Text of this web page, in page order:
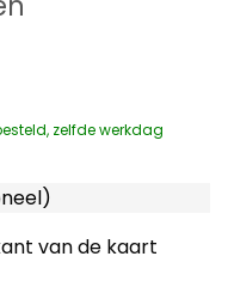
zelfde werkdag
van de kaart